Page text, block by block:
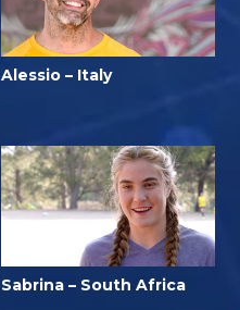
Alessio – Italy
Sabrina – South Africa